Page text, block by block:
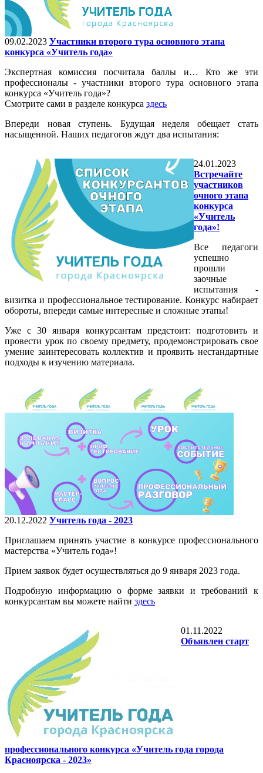
09.02.2023 Участники второго тура основного этапа
конкурса «Учитель года»
Экспертная комиссия посчитала баллы и… Кто же эти
профессионалы - участники второго тура основного этапа
конкурса «Учитель года»?
Смотрите сами в разделе конкурса здесь
Впереди новая ступень. Будущая неделя обещает стать
насыщенной. Наших педагогов ждут два испытания:
24.01.2023
Встречайте
участников
очного этапа
конкурса
«Учитель
года»!
Все педагоги
успешно
прошли
заочные
испытания -
визитка и профессиональное тестирование. Конкурс набирает
обороты, впереди самые интересные и сложные этапы!
Уже с 30 января конкурсантам предстоит: подготовить и
провести урок по своему предмету, продемонстрировать свое
умение заинтересовать коллектив и проявить нестандартные
подходы к изучению материала.
20.12.2022 Учитель года - 2023
Приглашаем принять участие в конкурсе профессионального
мастерства «Учитель года»!
Прием заявок будет осуществляться до 9 января 2023 года.
Подробную информацию о форме заявки и требований к
конкурсантам вы можете найти здесь
01.11.2022
Объявлен старт
профессионального конкурса «Учитель года города
Красноярска - 2023»